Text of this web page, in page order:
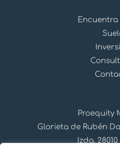
Encuentra
Proequity
Glorieta de Rubén
Izda,